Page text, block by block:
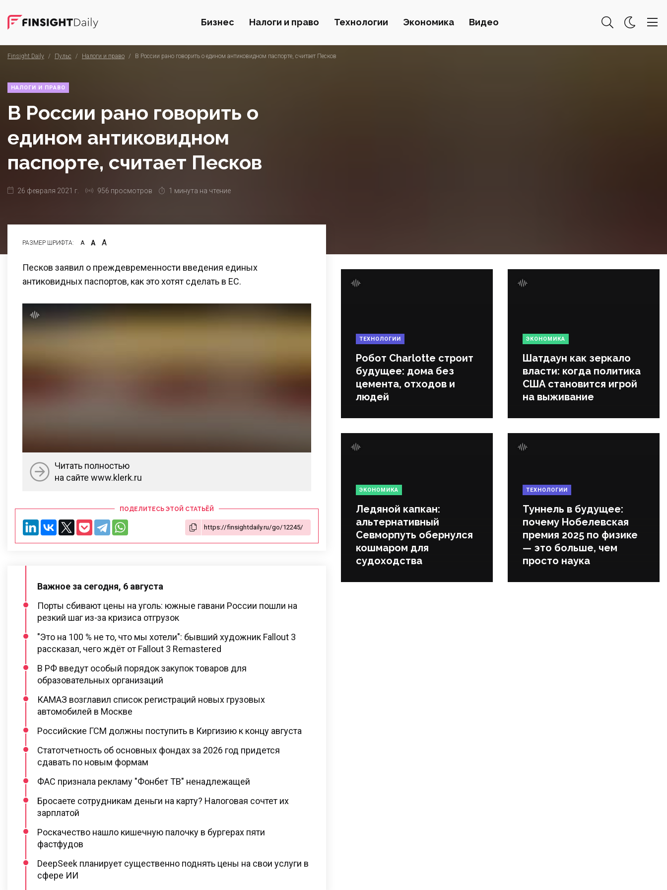
Бизнес Налоги и право Технологии Экономика Видео
Finsight Daily / Пульс / Налоги и право / В России рано говорить о едином антиковидном паспорте, считает Песков
НАЛОГИ И ПРАВО
В России рано говорить о
едином антиковидном
паспорте, считает Песков
26 февраля 2021 г. 956 просмотров 1 минута на чтение
РАЗМЕР ШРИФТА: А А А
Песков заявил о преждевременности введения единых
антиковидных паспортов, как это хотят сделать в ЕС.
Читать полностью
на сайте www.klerk.ru
ПОДЕЛИТЕСЬ ЭТОЙ СТАТЬЁЙ
Важное за сегодня, 6 августа
Порты сбивают цены на уголь: южные гавани России пошли на
резкий шаг из-за кризиса отгрузок
"Это на 100 % не то, что мы хотели": бывший художник Fallout 3
рассказал, чего ждёт от Fallout 3 Remastered
В РФ введут особый порядок закупок товаров для
образовательных организаций
КАМАЗ возглавил список регистраций новых грузовых
автомобилей в Москве
Российские ГСМ должны поступить в Киргизию к концу августа
Статотчетность об основных фондах за 2026 год придется
сдавать по новым формам
ФАС признала рекламу "Фонбет ТВ" ненадлежащей
Бросаете сотрудникам деньги на карту? Налоговая сочтет их
зарплатой
Роскачество нашло кишечную палочку в бургерах пяти
фастфудов
DeepSeek планирует существенно поднять цены на свои услуги в
сфере ИИ
ТЕХНОЛОГИИ
Робот Charlotte строит
будущее: дома без
цемента, отходов и
людей
ЭКОНОМИКА
Шатдаун как зеркало
власти: когда политика
США становится игрой
на выживание
ЭКОНОМИКА
Ледяной капкан:
альтернативный
Севморпуть обернулся
кошмаром для
судоходства
ТЕХНОЛОГИИ
Туннель в будущее:
почему Нобелевская
премия 2025 по физике
— это больше, чем
просто наука